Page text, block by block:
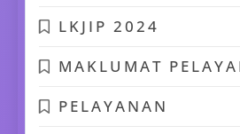
LKJIP 2024
MAKLUMAT
PELAYANAN